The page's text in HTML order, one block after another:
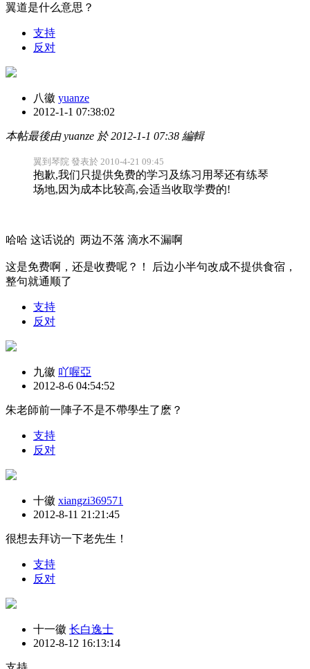
翼道是什么意思？
支持
反对
八徽 yuanze
2012-1-1 07:38:02
本帖最後由 yuanze 於 2012-1-1 07:38 編輯
翼到琴院 發表於 2010-4-21 09:45
抱歉,我们只提供免费的学习及练习用琴还有练琴
场地,因为成本比较高,会适当收取学费的!
哈哈 这话说的 两边不落 滴水不漏啊
这是免费啊，还是收费呢？！ 后边小半句改成不提供食宿，
整句就通顺了
支持
反对
九徽 吖喔亞
2012-8-6 04:54:52
朱老師前一陣子不是不帶學生了麽？
支持
反对
十徽 xiangzi369571
2012-8-11 21:21:45
很想去拜访一下老先生！
支持
反对
十一徽 长白逸士
2012-8-12 16:13:14